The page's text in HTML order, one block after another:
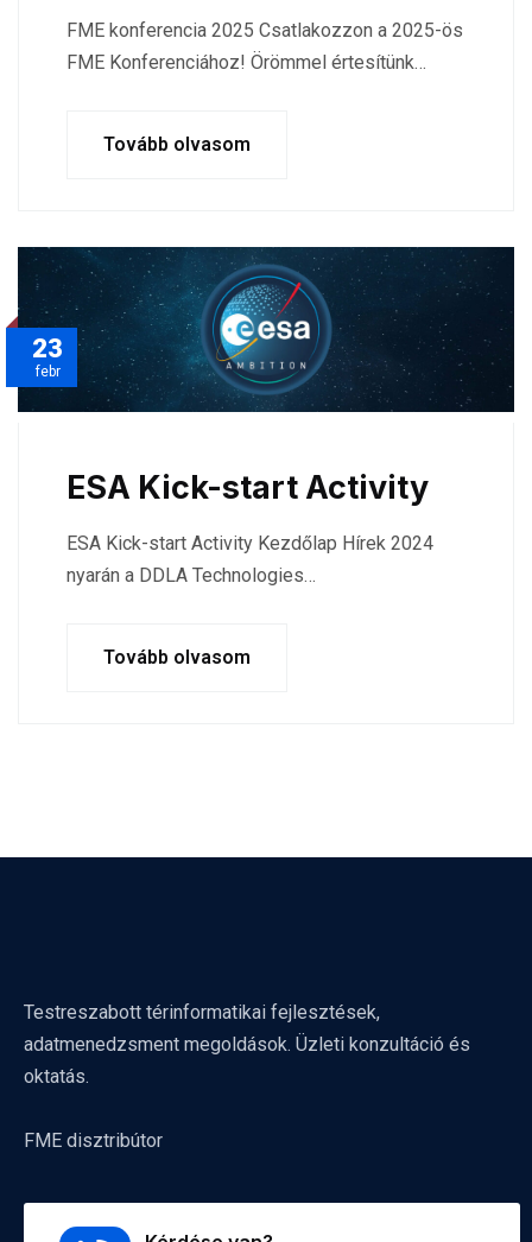
FME konferencia 2025 Csatlakozzon a 2025-ös
FME Konferenciához! Örömmel értesítünk…
Tovább olvasom
23
febr
ESA Kick-start Activity
ESA Kick-start Activity Kezdőlap Hírek 2024
nyarán a DDLA Technologies…
Tovább olvasom
Testreszabott térinformatikai fejlesztések,
adatmenedzsment megoldások. Üzleti konzultáció és
oktatás.
FME disztribútor